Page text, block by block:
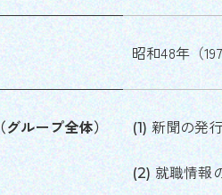
昭和48年（
グループ全体） 新聞の発
就職情報